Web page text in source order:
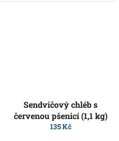
Sendvičový chléb s
červenou pšenicí (1,1 kg)
135 Kč